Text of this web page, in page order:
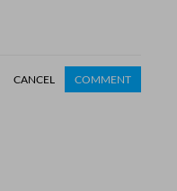
CANCEL COMMENT